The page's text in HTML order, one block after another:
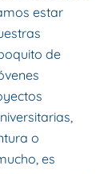
estar
de
o
es